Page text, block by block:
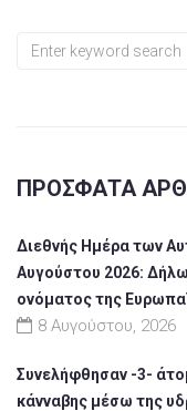
ΠΡΌΣΦΑΤΑ
Διεθνής Ημέρα των
Αυγούστου 2026:
ονόματος της
8 Αυγούστου, 2026
Συνελήφθησαν -3-
κάνναβης μέσω της